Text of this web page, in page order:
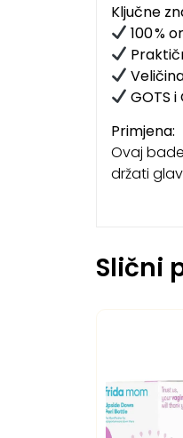
Ključne
100 %
GOTS
Primjena:
Ovaj
držati
Slični